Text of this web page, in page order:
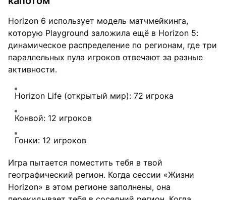
Horizon 6 использует модель матчмейкинга,
которую Playground заложила ещё в Horizon 5:
динамическое распределение по регионам, где три
параллельных пула игроков отвечают за разные
активности.
Horizon Life (открытый мир): 72 игрока
Конвой: 12 игроков
Гонки: 12 игроков
Игра пытается поместить тебя в твой
географический регион. Когда сессии «Жизни
Horizon» в этом регионе заполнены, она